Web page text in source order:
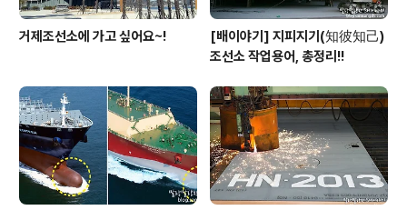
거제조선소에 가고 싶어요~!
[배이야기] 지피지기(知彼知己)
조선소 작업용어, 총정리!!